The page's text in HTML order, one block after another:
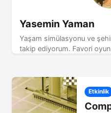
Yasemin Yaman
Yaşam simülasyonu ve
takip ediyorum. Favori
Etkinlik